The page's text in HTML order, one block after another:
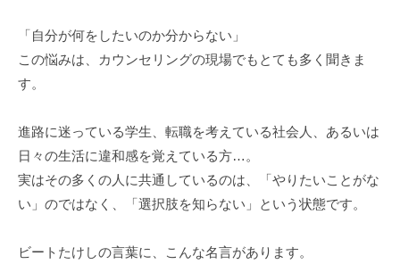
ア
-
「自分が何をしたいのか分からない」
この悩みは、カウンセリングの現場でもとても多く聞きま
す。
進路に迷っている学生、転職を考えている社会人、あるいは
日々の生活に違和感を覚えている方…。
実はその多くの人に共通しているのは、「やりたいことがな
い」のではなく、「選択肢を知らない」という状態です。
ビートたけしの言葉に、こんな名言があります。